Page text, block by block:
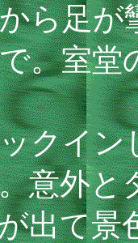
ら足が
。室堂
イン
意外と
出て景